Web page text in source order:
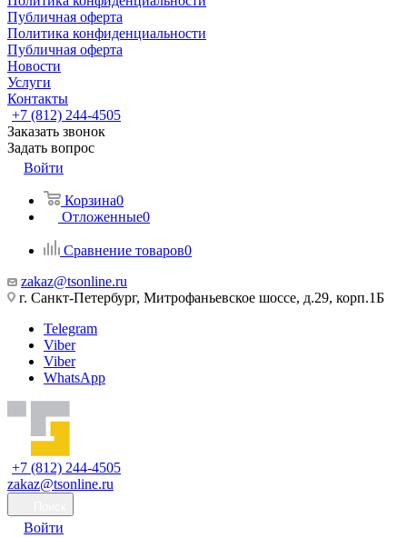
Публичная оферта
Политика конфиденциальности
Публичная оферта
Новости
Услуги
Контакты
+7 (812) 244-4505
Заказать звонок
Задать вопрос
Войти
Корзина0
Отложенные0
Сравнение товаров0
zakaz@tsonline.ru
г. Санкт-Петербург, Митрофаньевское шоссе, д.29, корп.1Б
Telegram
Viber
Viber
WhatsApp
+7 (812) 244-4505
zakaz@tsonline.ru
Войти